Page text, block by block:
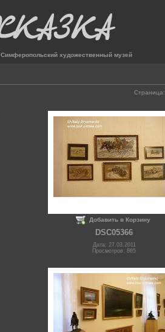
Симферопольский художественный музей
Добавить в Корзину
DSC05366
Дата: 27.03.2011
Просмотров: 865